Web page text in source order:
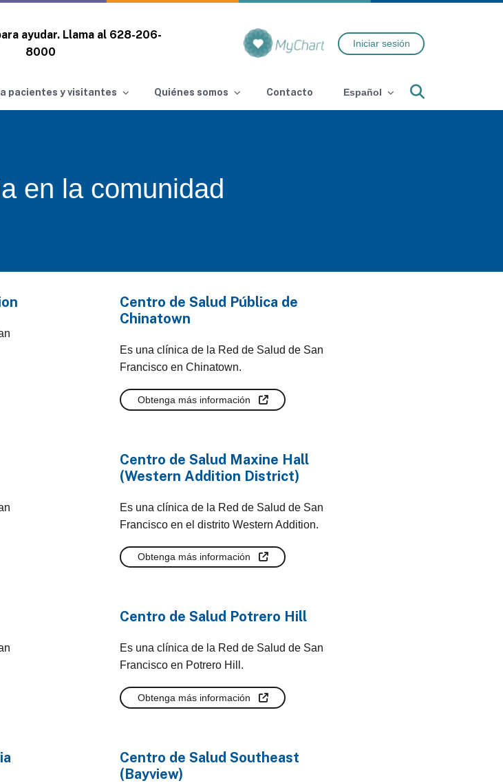
ayudar. Llama al 628-206-
8000
Iniciar sesión
pacientes y visitantes Quiénes somos Contacto Español
en la comunidad
Centro de Salud Pública de
Chinatown
Es una clínica de la Red de Salud de San
Francisco en Chinatown.
Obtenga más información
Centro de Salud Maxine Hall
(Western Addition District)
Es una clínica de la Red de Salud de San
Francisco en el distrito Western Addition.
Obtenga más información
Centro de Salud Potrero Hill
Es una clínica de la Red de Salud de San
Francisco en Potrero Hill.
Obtenga más información
Centro de Salud Southeast
(Bayview)